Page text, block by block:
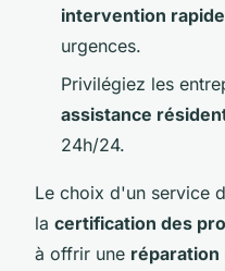
intervention
urgences.
Privilégiez les
assistance
24h/24.
Le choix d'un service
la certification des
à offrir une réparation